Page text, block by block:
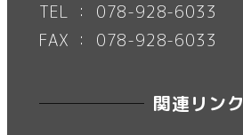
TEL ： 078-928-6033
FAX ： 078-928-6033
関連リンク